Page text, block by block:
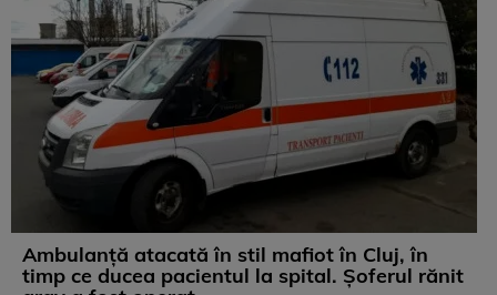
Ambulanță atacată în stil mafiot în Cluj, în
timp ce ducea pacientul la spital. Șoferul rănit